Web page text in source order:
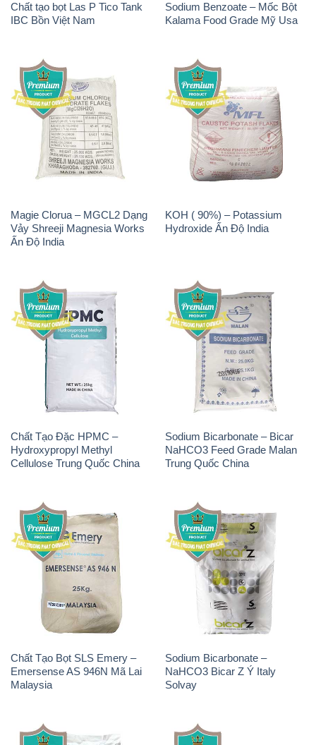
Chất tạo bọt Las P Tico Tank
IBC Bồn Việt Nam
Sodium Benzoate – Mốc Bột
Kalama Food Grade Mỹ Usa
Magie Clorua – MGCL2 Dạng
Vảy Shreeji Magnesia Works
Ấn Độ India
KOH ( 90%) – Potassium
Hydroxide Ấn Độ India
Chất Tạo Đặc HPMC –
Hydroxypropyl Methyl
Cellulose Trung Quốc China
Sodium Bicarbonate – Bicar
NaHCO3 Feed Grade Malan
Trung Quốc China
Chất Tạo Bọt SLS Emery –
Emersense AS 946N Mã Lai
Malaysia
Sodium Bicarbonate –
NaHCO3 Bicar Z Ý Italy
Solvay